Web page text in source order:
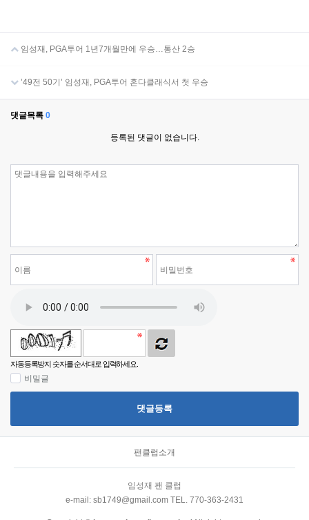
임성재, PGA투어 1년7개월만에 우승…통산 2승
’49전 50기’ 임성재, PGA투어 혼다클래식서 첫 우승
댓글목록 0
등록된 댓글이 없습니다.
자동등록방지 숫자를 순서대로 입력하세요.
비밀글
댓글등록
팬클럽소개
임성재 팬 클럽
e-mail: sb1749@gmail.com TEL. 770-363-2431